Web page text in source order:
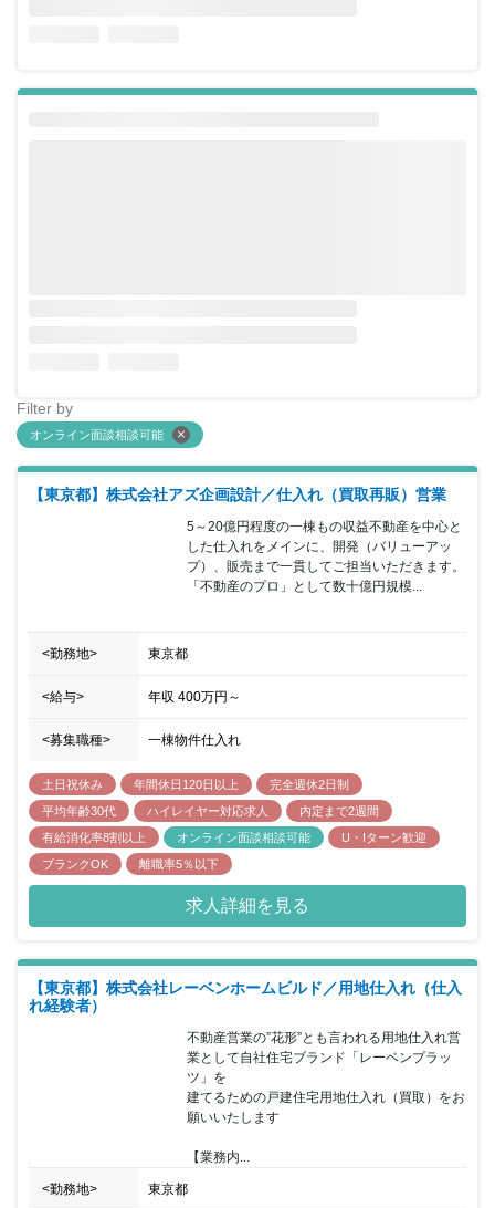
Filter by
オンライン面談相談可能
【東京都】株式会社アズ企画設計／仕入れ（買取再販）営業
5～20億円程度の一棟もの収益不動産を中心と
した仕入れをメインに、開発（バリューアッ
プ）、販売まで一貫してご担当いただきます。
「不動産のプロ」として数十億円規模...
<勤務地> 東京都
<給与> 年収 400万円 ～
<募集職種> 一棟物件仕入れ
土日祝休み 年間休日120日以上
完全週休2日制
平均年齢30代
ハイレイヤー対応求人
内定まで2週間
有給消化率8割以上
オンライン面談相談可能
U・Iターン歓迎
ブランクOK
離職率5％以下
求人詳細を見る
【東京都】株式会社レーベンホームビルド／用地仕入れ（仕入
れ経験者）
不動産営業の”花形”とも言われる用地仕入れ営
業として自社住宅ブランド「レーベンプラッ
ツ」を
建てるための戸建住宅用地仕入れ（買取）をお
願いいたします
【業務内...
<勤務地> 東京都